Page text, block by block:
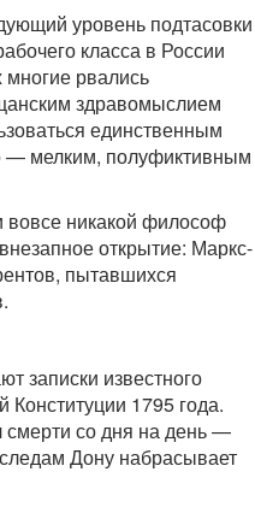
уровень подтасовки
класса в России
многие рвались
здравомыслием
единственным
— мелким, полуфиктивным
вовсе никакой философ
открытие: Маркс-
пытавшихся
записки известного
1795 года.
смерти со дня на день —
следам Дону набрасывает